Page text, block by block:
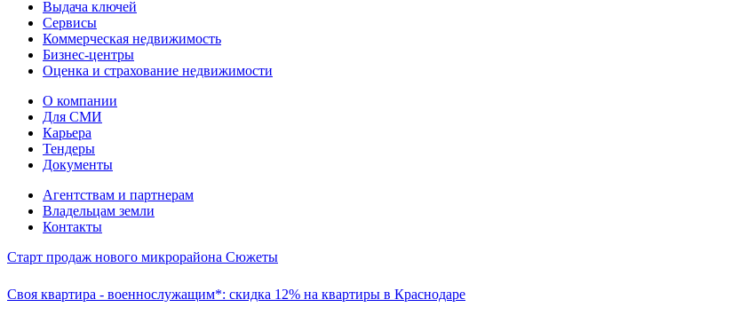
Выдача ключей
Сервисы
Коммерческая недвижимость
Бизнес-центры
Оценка и страхование недвижимости
О компании
Для СМИ
Карьера
Тендеры
Документы
Агентствам и партнерам
Владельцам земли
Контакты
Старт продаж нового микрорайона Сюжеты
Своя квартира - военнослужащим*: скидка 12% на квартиры в Краснодаре